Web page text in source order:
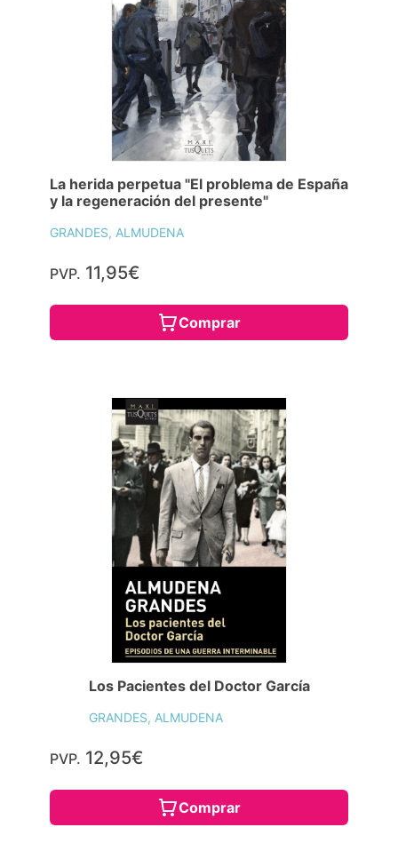
La herida perpetua "El problema de España
y la regeneración del presente"
GRANDES, ALMUDENA
PVP. 11,95€
Comprar
Los Pacientes del Doctor García
GRANDES, ALMUDENA
PVP. 12,95€
Comprar